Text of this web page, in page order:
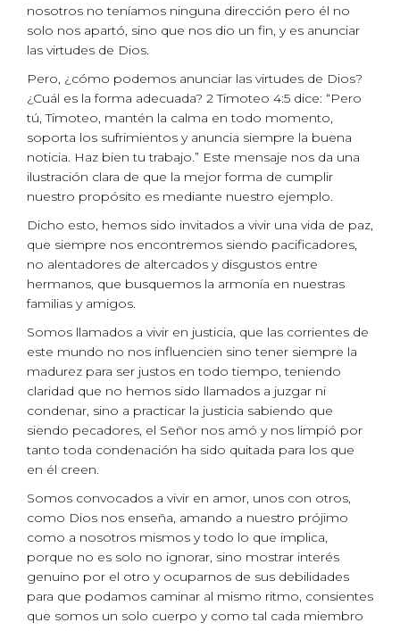
nosotros no teníamos ninguna dirección pero él no
solo nos apartó, sino que nos dio un fin, y es anunciar
las virtudes de Dios.
Pero, ¿cómo podemos anunciar las virtudes de Dios?
¿Cuál es la forma adecuada? 2 Timoteo 4:5 dice: “Pero
tú, Timoteo, mantén la calma en todo momento,
soporta los sufrimientos y anuncia siempre la buena
noticia. Haz bien tu trabajo.” Este mensaje nos da una
ilustración clara de que la mejor forma de cumplir
nuestro propósito es mediante nuestro ejemplo.
Dicho esto, hemos sido invitados a vivir una vida de paz,
que siempre nos encontremos siendo pacificadores,
no alentadores de altercados y disgustos entre
hermanos, que busquemos la armonía en nuestras
familias y amigos.
Somos llamados a vivir en justicia, que las corrientes de
este mundo no nos influencien sino tener siempre la
madurez para ser justos en todo tiempo, teniendo
claridad que no hemos sido llamados a juzgar ni
condenar, sino a practicar la justicia sabiendo que
siendo pecadores, el Señor nos amó y nos limpió por
tanto toda condenación ha sido quitada para los que
en él creen.
Somos convocados a vivir en amor, unos con otros,
como Dios nos enseña, amando a nuestro prójimo
como a nosotros mismos y todo lo que implica,
porque no es solo no ignorar, sino mostrar interés
genuino por el otro y ocuparnos de sus debilidades
para que podamos caminar al mismo ritmo, consientes
que somos un solo cuerpo y como tal cada miembro